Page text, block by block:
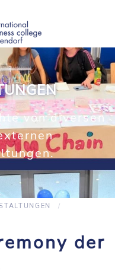
von diversen
der